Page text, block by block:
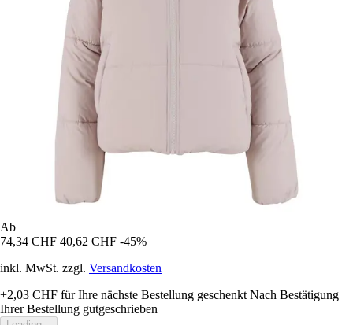
Ab
74,34 CHF 40,62 CHF -45%
inkl. MwSt. zzgl. Versandkosten
+2,03 CHF für Ihre nächste Bestellung geschenkt Nach Bestätigung
Ihrer Bestellung gutgeschrieben